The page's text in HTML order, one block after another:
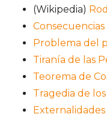
(Wikipedia)
Problema del
Tiranía de las
Teorema de
Tragedia de
Externalidades